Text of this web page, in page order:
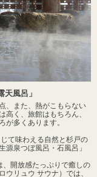
風呂」
、また、熱がこもらない
高く、旅館はもちろん、
が多くあります。
て味わえる自然と杉戸の
源泉つぼ風呂・石風呂」
、開放感たっぷりで癒しの
ウリュウ サウナ）では、